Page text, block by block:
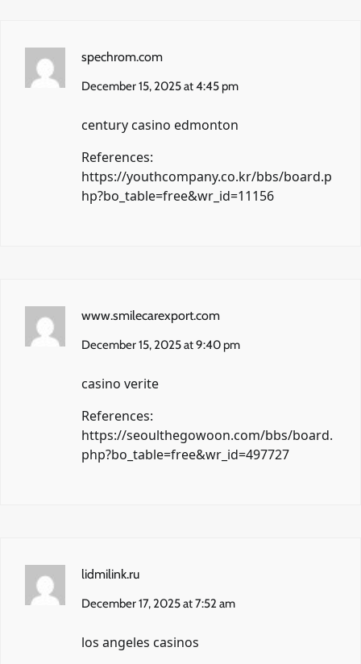
spechrom.com
December 15, 2025 at 4:45 pm
century casino edmonton
References:
https://youthcompany.co.kr/bbs/board.p
hp?bo_table=free&wr_id=11156
www.smilecarexport.com
December 15, 2025 at 9:40 pm
casino verite
References:
https://seoulthegowoon.com/bbs/board.
php?bo_table=free&wr_id=497727
lidmilink.ru
December 17, 2025 at 7:52 am
los angeles casinos